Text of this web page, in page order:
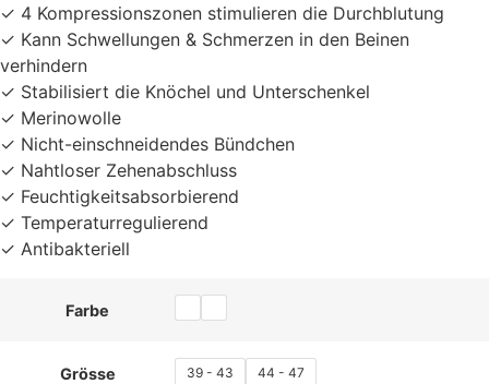
✓ 4 Kompressionszonen stimulieren die Durchblutung
✓ Kann Schwellungen & Schmerzen in den Beinen
verhindern
✓ Stabilisiert die Knöchel und Unterschenkel
✓ Merinowolle
✓ Nicht-einschneidendes Bündchen
✓ Nahtloser Zehenabschluss
✓ Feuchtigkeitsabsorbierend
✓ Temperaturregulierend
✓ Antibakteriell
Farbe
Grösse 39 - 43 44 - 47